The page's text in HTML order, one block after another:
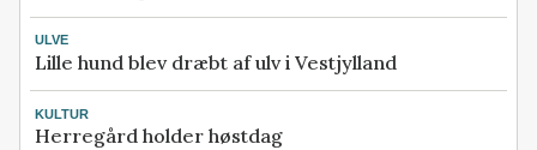
ULVE
Lille hund blev dræbt af ulv i Vestjylland
KULTUR
Herregård holder høstdag